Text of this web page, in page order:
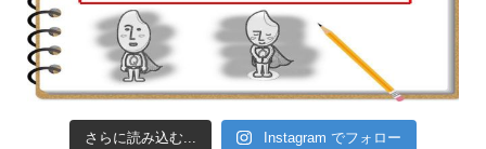
さらに読み込む... Instagram でフォロー